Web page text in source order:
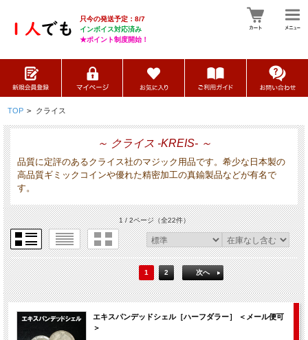
只今の発送予定：8/7
インボイス対応済み
★ポイント制度開始！
TOP > クライス
～ クライス -KREIS- ～
品質に定評のあるクライス社のマジック用品です。希少な日本製の
高品質ギミックコインや優れた精密加工の真鍮製品などが有名で
す。
1 / 2ページ（全22件）
1 2 次へ
エキスパンデッドシェル［ハーフダラー］ ＜メール便可
＞